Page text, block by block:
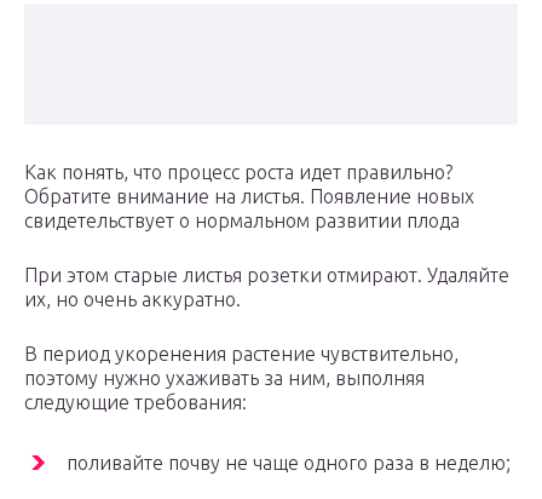
Как понять, что процесс роста идет правильно?
Обратите внимание на листья. Появление новых
свидетельствует о нормальном развитии плода
При этом старые листья розетки отмирают. Удаляйте
их, но очень аккуратно.
В период укоренения растение чувствительно,
поэтому нужно ухаживать за ним, выполняя
следующие требования:
поливайте почву не чаще одного раза в неделю;